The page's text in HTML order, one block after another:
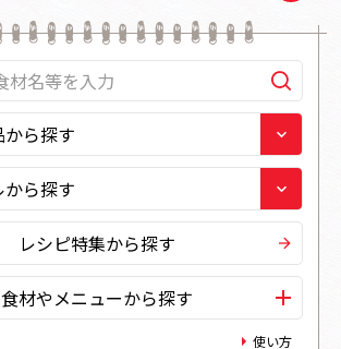
レシピ特集から探す
食材やメニューから探す
使い方